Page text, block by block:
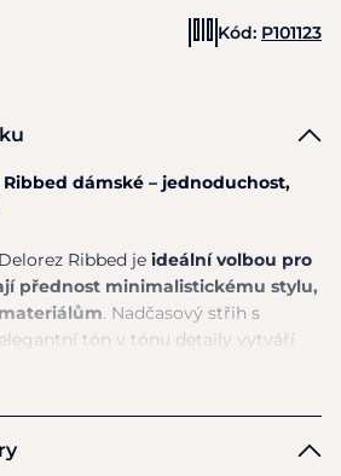
Kód: P101123
dámské – jednoduchost,
Ribbed je ideální volbou pro
přednost minimalistickému stylu,
. Nadčasový střih s
tón v tónu detaily vytváří
materiál je příjemně pružný,